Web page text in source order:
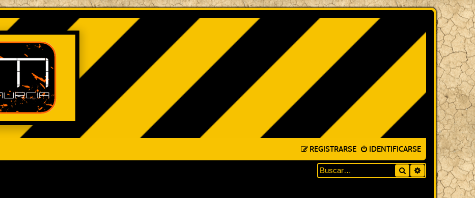
IDENTIFICARSE
REGISTRARSE
Buscar BÚSQUEDA